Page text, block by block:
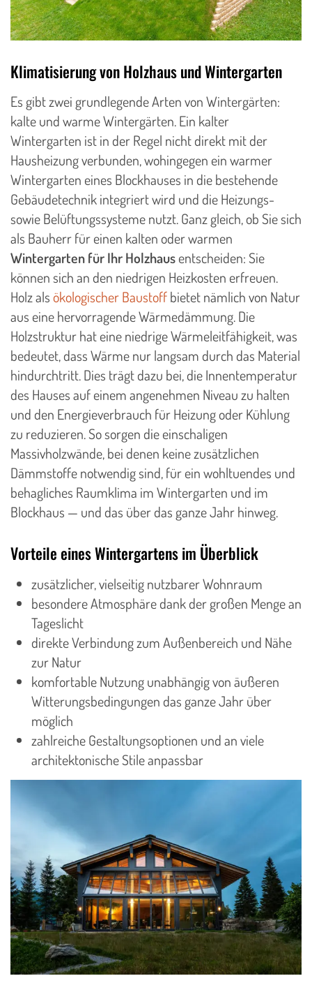
Klimatisierung von Holzhaus und Wintergarten
Es gibt zwei grundlegende Arten von Wintergärten:
kalte und warme Wintergärten. Ein kalter
Wintergarten ist in der Regel nicht direkt mit der
Hausheizung verbunden, wohingegen ein warmer
Wintergarten eines Blockhauses in die bestehende
Gebäudetechnik integriert wird und die Heizungs-
sowie Belüftungssysteme nutzt. Ganz gleich, ob Sie sich
als Bauherr für einen kalten oder warmen
Wintergarten für Ihr Holzhausentscheiden: Sie
können sich an den niedrigen Heizkosten erfreuen.
Holz alsökologischer Baustoffbietet nämlich von Natur
aus eine hervorragende Wärmedämmung. Die
Holzstruktur hat eine niedrige Wärmeleitfähigkeit, was
bedeutet, dass Wärme nur langsam durch das Material
hindurchtritt. Dies trägt dazu bei, die Innentemperatur
des Hauses auf einem angenehmen Niveau zu halten
und den Energieverbrauch für Heizung oder Kühlung
zu reduzieren. So sorgen die einschaligen
Massivholzwände, bei denen keine zusätzlichen
Dämmstoffe notwendig sind, für ein wohltuendes und
behagliches Raumklima im Wintergarten und im
Blockhaus — und das über das ganze Jahr hinweg.
Vorteile eines Wintergartens im Überblick
zusätzlicher, vielseitig nutzbarer Wohnraum
besondere Atmosphäre dank der großen Menge an
Tageslicht
direkte Verbindung zum Außenbereich und Nähe
zur Natur
komfortable Nutzung unabhängig von äußeren
Witterungsbedingungen das ganze Jahr über
möglich
zahlreiche Gestaltungsoptionen und an viele
architektonische Stile anpassbar